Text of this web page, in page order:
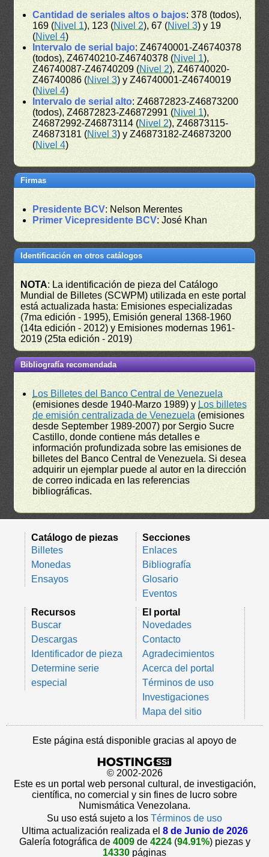
Cantidad de seriales altos o bajos: 378 (todos),
169 (Nivel 1), 123 (Nivel 2), 67 (Nivel 3) y 19
(Nivel 4)
Intervalo de serial bajo: Z46740001-Z46740378
(todos), Z46740210-Z46740378 (Nivel 1),
Z46740087-Z46740209 (Nivel 2), Z46740020-
Z46740086 (Nivel 3) y Z46740001-Z46740019
(Nivel 4)
Intervalo de serial alto: Z46872823-Z46873200
(todos), Z46872823-Z46872991 (Nivel 1),
Z46872992-Z46873114 (Nivel 2), Z46873115-
Z46873181 (Nivel 3) y Z46873182-Z46873200
(Nivel 4)
Firmas
Presidente BCV: Nelson Merentes
Primer Vicepresidente BCV: José Khan
Identificación en otros catálogos
NOTA: La identificación de pieza del Catálogo
Mundial de Billetes (SCWPM) utilizada en este portal
está actualizada hasta: Emisiones especializadas
(7ma edición - 1995), Emisión general 1368-1960
(14ta edición - 2012) y Emisiones modernas 1961-
2019 (25ta edición - 2019)
Bibliografía recomendada
Los Billetes del Banco Central de Venezuela
(emisiones desde 1940-Marzo 1989) y Los billetes
de emisión centralizada de Venezuela (emisiones
desde September 1989-2007) por Sergio Sucre
Castillo, donde contiene más detalles e
información profundizada sobre las emisiones de
billetes del Banco Central de Venezuela. Si desea
adquirir un ejemplar puede al autor en la dirección
de correo indicada en las referencias
bibliográficas.
Catálogo de piezas
Billetes
Monedas
Ensayos
Secciones
Enlaces
Bibliografía
Glosario
Eventos
Recursos
Buscar
Descargas
Identificador de pieza
Determine serie
especial
El portal
Novedades
Contacto
Agradecimientos
Acerca del portal
Términos de uso
Investigaciones
Mapa del sitio
Este página está disponible gracias al apoyo de
© 2002-2026
Este es un portal web personal cultural, de investigación,
científica, no comercial y sin fines de lucro sobre
Numismática Venezolana.
Su uso está sujeto a los Términos de uso
Ultima actualización realizada el 8 de Junio de 2026
Galería fotográfica de 4009de 4224(94.91%) piezas y
14330 páginas